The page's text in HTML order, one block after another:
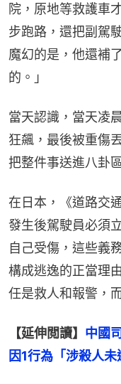
院，原地等救護車
步跑路，還把副駕
魔幻的是，他還補
的。」
當天認識，當天凌
狂飆，最後被重傷
把整件事送進八卦
在日本，《道路交
發生後駕駛員必須
自己受傷，這些義
構成逃逸的正當理
任是救人和報警，
【延伸閲讀】 中國
因1行為「涉殺人